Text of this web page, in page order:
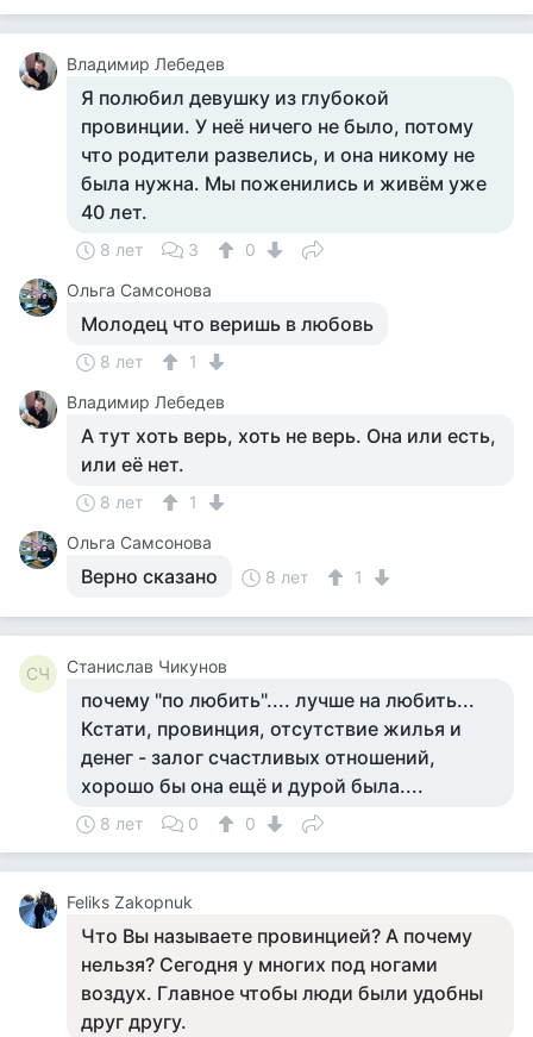
Владимир Лебедев
Я полюбил девушку из глубокой
провинции. У неё ничего не было, потому
что родители развелись, и она никому не
была нужна. Мы поженились и живём уже
40 лет.
8 лет 3
0
Ольга Самсонова
Молодец что веришь в любовь
8 лет
1
Владимир Лебедев
А тут хоть верь, хоть не верь. Она или есть,
или её нет.
8 лет
1
Ольга Самсонова
Верно сказано 8 лет 1
СЧ Станислав Чикунов
почему "по любить".... лучше на любить...
Кстати, провинция, отсутствие жилья и
денег - залог счастливых отношений,
хорошо бы она ещё и дурой была....
8 лет 0 0
Feliks Zakopnuk
Что Вы называете провинцией? А почему
нельзя? Сегодня у многих под ногами
воздух. Главное чтобы люди были удобны
друг другу.